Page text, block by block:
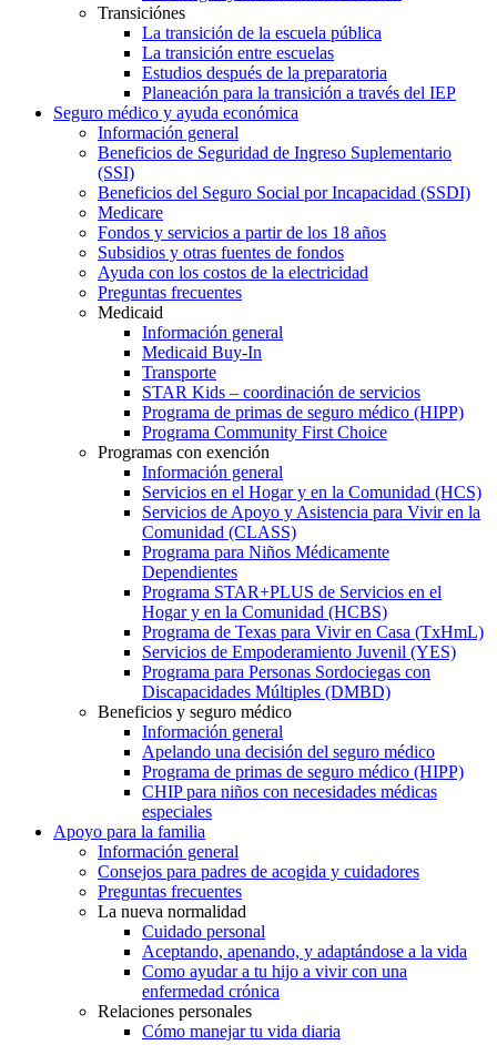
Transiciónes
La transición de la escuela pública
La transición entre escuelas
Estudios después de la preparatoria
Planeación para la transición a través del IEP
Seguro médico y ayuda económica
Información general
Beneficios de Seguridad de Ingreso Suplementario
(SSI)
Beneficios del Seguro Social por Incapacidad (SSDI)
Medicare
Fondos y servicios a partir de los 18 años
Subsidios y otras fuentes de fondos
Ayuda con los costos de la electricidad
Preguntas frecuentes
Medicaid
Información general
Medicaid Buy-In
Transporte
STAR Kids – coordinación de servicios
Programa de primas de seguro médico (HIPP)
Programa Community First Choice
Programas con exención
Información general
Servicios en el Hogar y en la Comunidad (HCS)
Servicios de Apoyo y Asistencia para Vivir en la
Comunidad (CLASS)
Programa para Niños Médicamente
Dependientes
Programa STAR+PLUS de Servicios en el
Hogar y en la Comunidad (HCBS)
Programa de Texas para Vivir en Casa (TxHmL)
Servicios de Empoderamiento Juvenil (YES)
Programa para Personas Sordociegas con
Discapacidades Múltiples (DMBD)
Beneficios y seguro médico
Información general
Apelando una decisión del seguro médico
Programa de primas de seguro médico (HIPP)
CHIP para niños con necesidades médicas
especiales
Apoyo para la familia
Información general
Consejos para padres de acogida y cuidadores
Preguntas frecuentes
La nueva normalidad
Cuidado personal
Aceptando, apenando, y adaptándose a la vida
Como ayudar a tu hijo a vivir con una
enfermedad crónica
Relaciones personales
Cómo manejar tu vida diaria